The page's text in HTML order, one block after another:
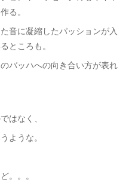
る。
音に凝縮したパッションが入
ところも。
バッハへの向き合い方が表れ
はなく、
ような。
。。。